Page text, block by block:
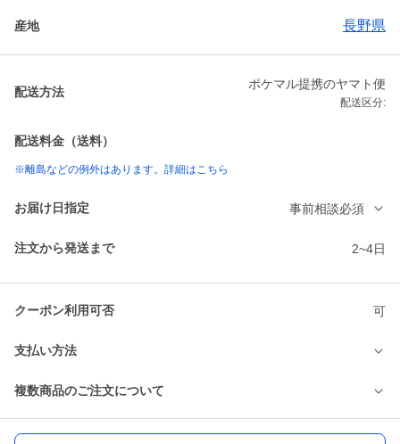
産地 長野県
配送方法
ポケマル提携のヤマト便
配送区分:
配送料金（送料）
※離島などの例外はあります。詳細はこちら
お届け日指定 事前相談必須
注文から発送まで 2~4日
クーポン利用可否 可
支払い方法
複数商品のご注文について